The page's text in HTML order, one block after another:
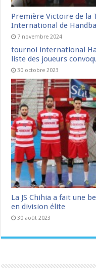
Première Victoire de la
International de
7 novembre 2024
tournoi international
liste des joueurs
30 octobre 2023
La JS Chihia a fait une
en division élite
30 août 2023